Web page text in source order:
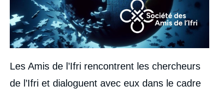
Les Amis de l’Ifri rencontrent les chercheurs
de l’Ifri et dialoguent avec eux dans le cadre